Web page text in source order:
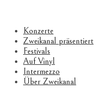
Konzerte
Zweikanal präsentiert
Festivals
Auf Vinyl
Intermezzo
Über Zweikanal